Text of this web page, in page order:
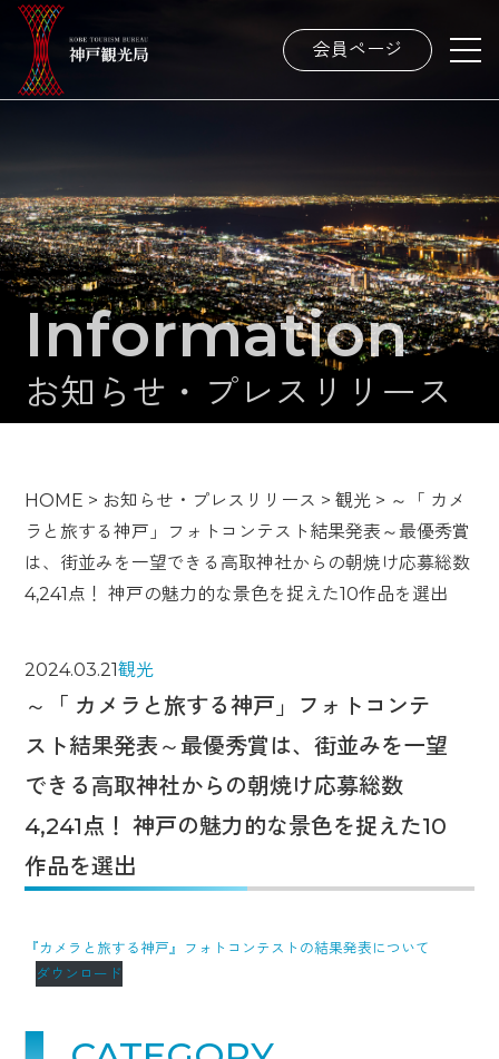
会員ページ
Information
お知らせ・プレスリリース
HOME > お知らせ・プレスリリース >観光 > ～「 カメ
ラと旅する神戸」フォトコンテスト結果発表～最優秀賞
は、街並みを一望できる高取神社からの朝焼け応募総数
4,241点！ 神戸の魅力的な景色を捉えた10作品を選出
2024.03.21観光
～「 カメラと旅する神戸」フォトコンテ
スト結果発表～最優秀賞は、街並みを一望
できる高取神社からの朝焼け応募総数
4,241点！ 神戸の魅力的な景色を捉えた10
作品を選出
『カメラと旅する神戸』フォトコンテストの結果発表について
ダウンロード